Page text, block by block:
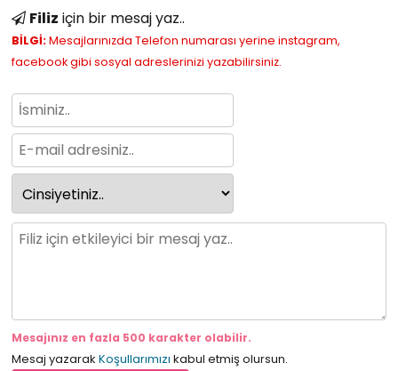
Filiz için bir mesaj yaz..
BİLGİ:Mesajlarınızda Telefon numarası yerine instagram,
facebook gibi sosyal adreslerinizi yazabilirsiniz.
Mesajınız en fazla 500 karakter olabilir.
Mesaj yazarak Koşullarımızı kabul etmiş olursun.